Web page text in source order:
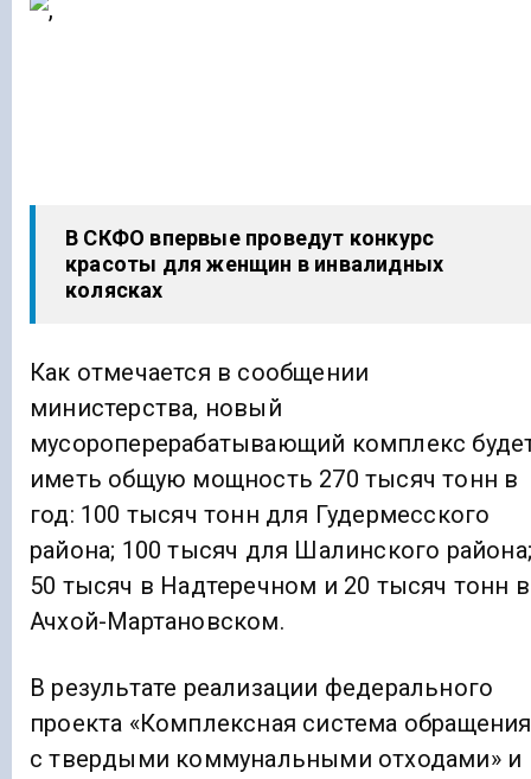
В СКФО впервые проведут конкурс
красоты для женщин в инвалидных
колясках
Как отмечается в сообщении
министерства, новый
мусороперерабатывающий комплекс
иметь общую мощность 270 тысяч тонн в
год: 100 тысяч тонн для Гудермесского
района; 100 тысяч для Шалинского района;
50 тысяч в Надтеречном и 20 тысяч тонн в
Ачхой-Мартановском.
В результате реализации федерального
проекта «Комплексная система обращения
с твердыми коммунальными отходами» и